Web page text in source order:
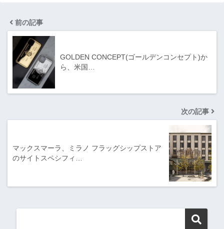
前の記事
GOLDEN CONCEPT(ゴールデンコンセプト)か
ら、米国…
次の記事
マックスマーラ、ミラノ フラッグシップストア
のサイトスペシフィ…